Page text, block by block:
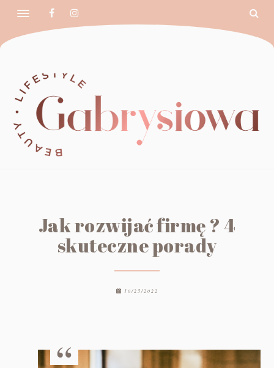
Jak rozwijać firmę ? 4
skuteczne porady
10/25/2022